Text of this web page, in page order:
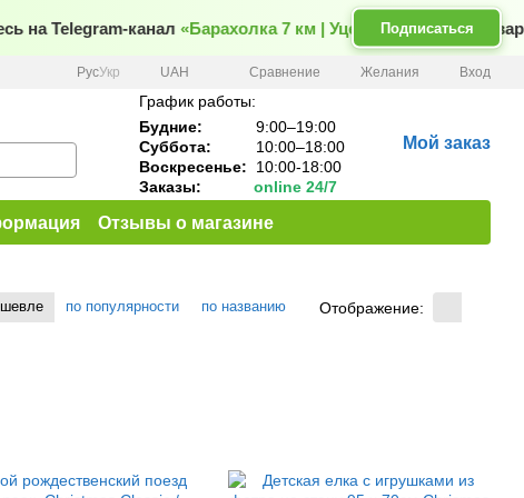
Telegram-канал«Барахолка 7 км | Уценка» — новые товары
Подписаться
РусУкр UAH Сравнение Желания Вход
График работы:
Будние:
9:00–19:00
Суббота: 10:00–18:00
Воскресенье: 10:00-18:00
Заказы:
online 24/7
Мой заказ
Отзывы о магазине
по популярности по названию Отображение: